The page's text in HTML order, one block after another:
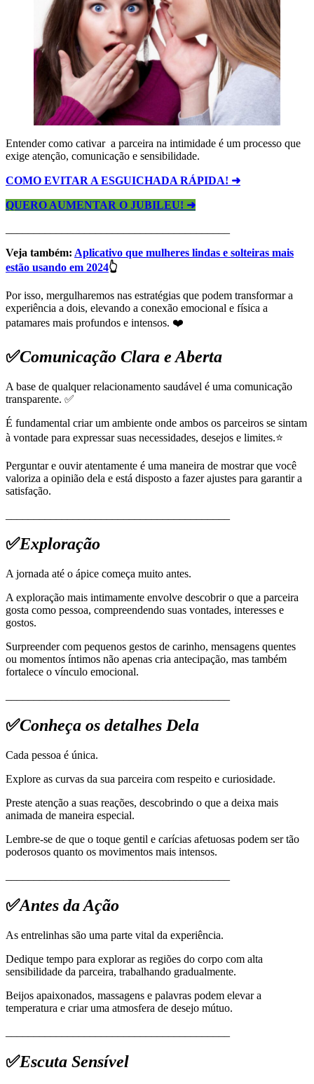
Entender como cativar a parceira na intimidade é um processo que
exige atenção, comunicação e sensibilidade.
COMO EVITAR A ESGUICHADA RÁPIDA! ➜
QUERO AUMENTAR O JUBILEU!​ ➜
Veja também: Aplicativo que mulheres lindas e solteiras mais
estão usando em 2024👆
Por isso, mergulharemos nas estratégias que podem transformar a
experiência a dois, elevando a conexão emocional e física a
patamares mais profundos e intensos. ❤️
✅Comunicação Clara e Aberta
A base de qualquer relacionamento saudável é uma comunicação
transparente. ✅
É fundamental criar um ambiente onde ambos os parceiros se sintam
à vontade para expressar suas necessidades, desejos e limites.⭐
Perguntar e ouvir atentamente é uma maneira de mostrar que você
valoriza a opinião dela e está disposto a fazer ajustes para garantir a
satisfação.
✅Exploração
A jornada até o ápice começa muito antes.
A exploração mais intimamente envolve descobrir o que a parceira
gosta como pessoa, compreendendo suas vontades, interesses e
gostos.
Surpreender com pequenos gestos de carinho, mensagens quentes
ou momentos íntimos não apenas cria antecipação, mas também
fortalece o vínculo emocional.
✅Conheça os detalhes Dela
Cada pessoa é única.
Explore as curvas da sua parceira com respeito e curiosidade.
Preste atenção a suas reações, descobrindo o que a deixa mais
animada de maneira especial.
Lembre-se de que o toque gentil e carícias afetuosas podem ser tão
poderosos quanto os movimentos mais intensos.
✅Antes da Ação
As entrelinhas são uma parte vital da experiência.
Dedique tempo para explorar as regiões do corpo com alta
sensibilidade da parceira, trabalhando gradualmente.
Beijos apaixonados, massagens e palavras podem elevar a
temperatura e criar uma atmosfera de desejo mútuo.
✅Escuta Sensível